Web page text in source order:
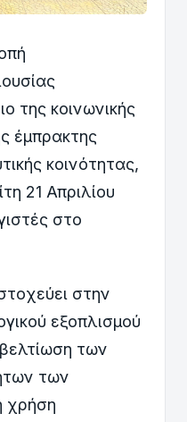
της κοινωνικής
έμπρακτης
κοινότητας,
21 Απριλίου
στο
στην
εξοπλισμού
των
των
χρήση